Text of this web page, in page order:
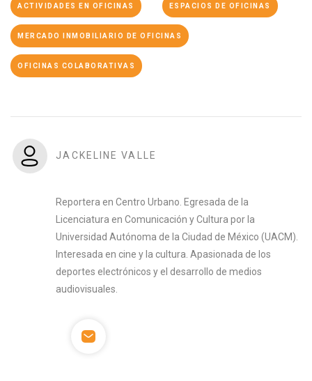
ACTIVIDADES EN OFICINAS ESPACIOS DE OFICINAS
MERCADO INMOBILIARIO DE OFICINAS
OFICINAS COLABORATIVAS
JACKELINE VALLE
Reportera en Centro Urbano. Egresada de la
Licenciatura en Comunicación y Cultura por la
Universidad Autónoma de la Ciudad de México (UACM).
Interesada en cine y la cultura. Apasionada de los
deportes electrónicos y el desarrollo de medios
audiovisuales.